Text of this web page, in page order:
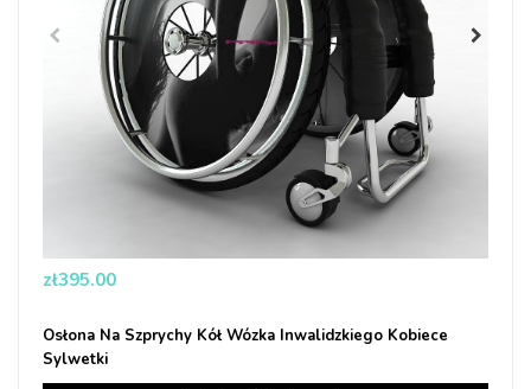
Price
zł395.00
Osłona Na Szprychy Kół Wózka Inwalidzkiego Kobiece
Sylwetki